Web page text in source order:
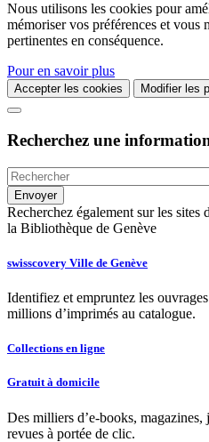
Nous utilisons les cookies pour
mémoriser vos préférences et vous
pertinentes en conséquence.
Pour en savoir plus
Accepter les cookies Modifier les
Recherchez une
Recherchez également sur les sites
la Bibliothèque de Genève
swisscovery Ville de Genève
Identifiez et empruntez les
millions d’imprimés au catalogue.
Collections en ligne
Gratuit à domicile
Des milliers d’e-books,
revues à portée de clic.